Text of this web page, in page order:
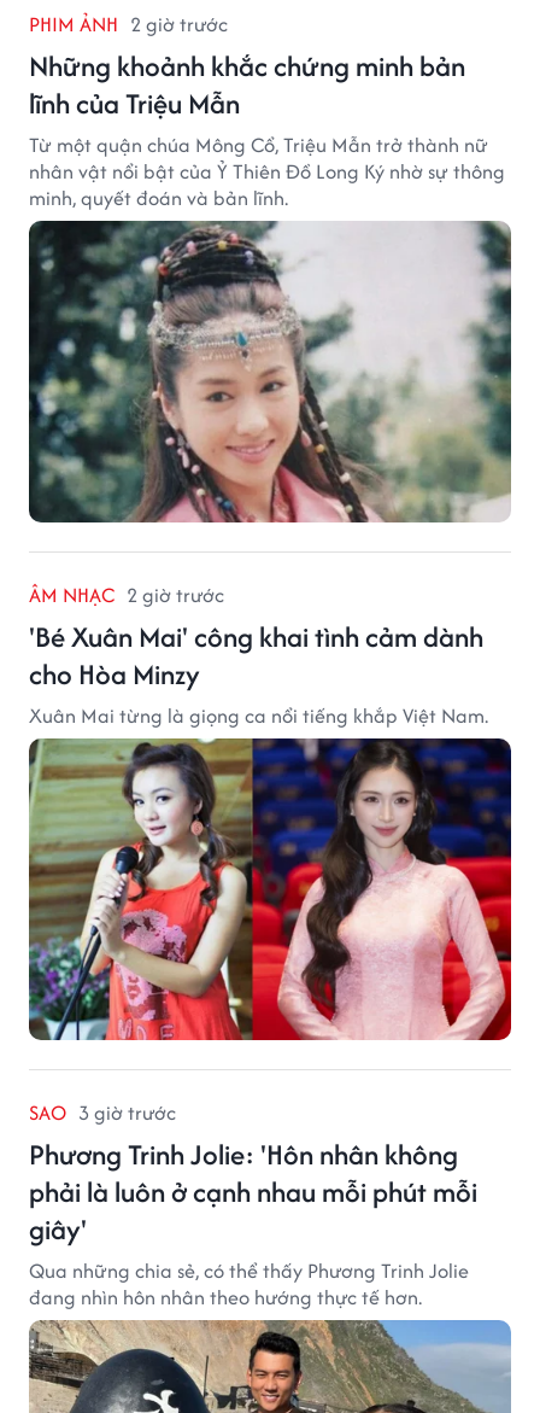
PHIM ẢNH 2 giờ trước
Những khoảnh khắc chứng minh bản
lĩnh của Triệu Mẫn
Từ một quận chúa Mông Cổ, Triệu Mẫn trở thành nữ
nhân vật nổi bật của Ỷ Thiên Đồ Long Ký nhờ sự thông
minh, quyết đoán và bản lĩnh.
ÂM NHẠC 2 giờ trước
'Bé Xuân Mai' công khai tình cảm dành
cho Hòa Minzy
Xuân Mai từng là giọng ca nổi tiếng khắp Việt Nam.
SAO 3 giờ trước
Phương Trinh Jolie: 'Hôn nhân không
phải là luôn ở cạnh nhau mỗi phút mỗi
giây'
Qua những chia sẻ, có thể thấy Phương Trinh Jolie
đang nhìn hôn nhân theo hướng thực tế hơn.